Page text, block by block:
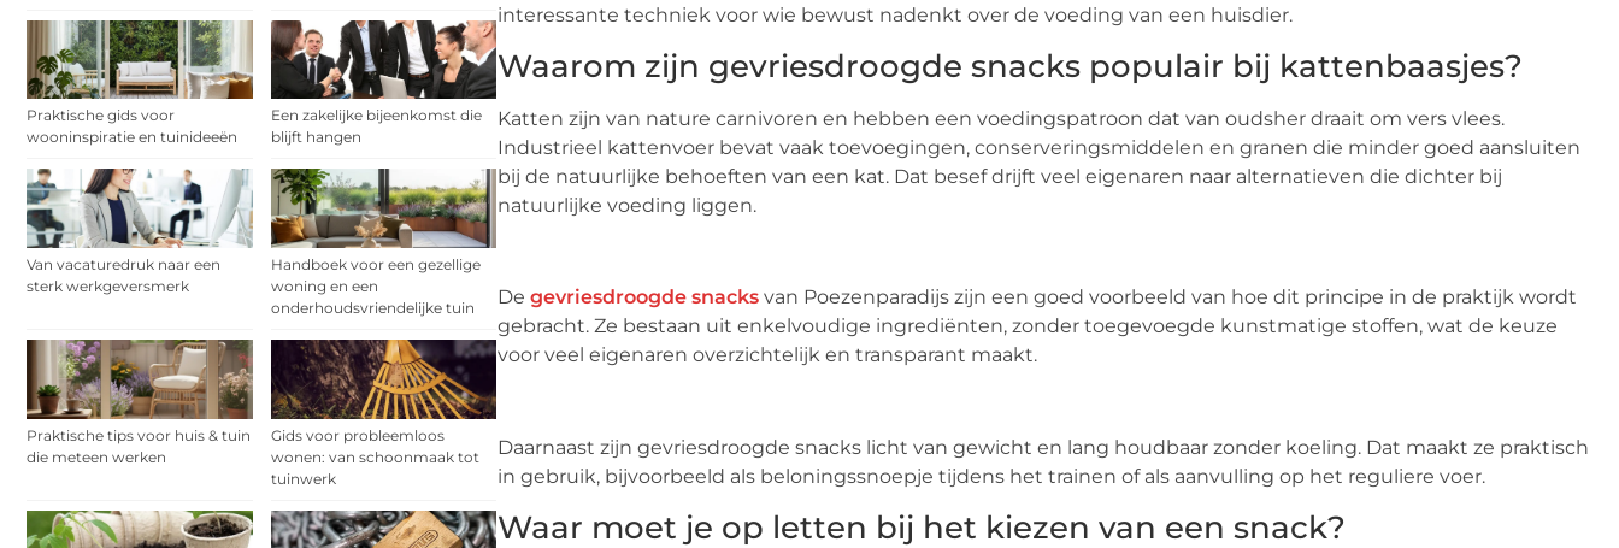
Praktische gids voor
wooninspiratie en tuinideeën
Een zakelijke bijeenkomst die
blijft hangen
Van vacaturedruk naar een
sterk werkgeversmerk
Handboek voor een gezellige
woning en een
onderhoudsvriendelijke tuin
Praktische tips voor huis & tuin
die meteen werken
Gids voor probleemloos
wonen: van schoonmaak tot
tuinwerk
interessante techniek voor wie bewust nadenkt over de voeding van een huisdier.
Waarom zijn gevriesdroogde snacks populair bij kattenbaasjes?
Katten zijn van nature carnivoren en hebben een voedingspatroon dat van oudsher draait om vers vlees.
Industrieel kattenvoer bevat vaak toevoegingen, conserveringsmiddelen en granen die minder goed aansluiten
bij de natuurlijke behoeften van een kat. Dat besef drijft veel eigenaren naar alternatieven die dichter bij
natuurlijke voeding liggen.
De gevriesdroogde snacks van Poezenparadijs zijn een goed voorbeeld van hoe dit principe in de praktijk wordt
gebracht. Ze bestaan uit enkelvoudige ingrediënten, zonder toegevoegde kunstmatige stoffen, wat de keuze
voor veel eigenaren overzichtelijk en transparant maakt.
Daarnaast zijn gevriesdroogde snacks licht van gewicht en lang houdbaar zonder koeling. Dat maakt ze praktisch
in gebruik, bijvoorbeeld als beloningssnoepje tijdens het trainen of als aanvulling op het reguliere voer.
Waar moet je op letten bij het kiezen van een snack?